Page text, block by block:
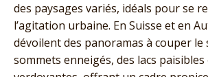
des paysages variés, idéals pour se
l’agitation urbaine. En Suisse et en
dévoilent des panoramas à couper le
sommets enneigés, des lacs paisibles